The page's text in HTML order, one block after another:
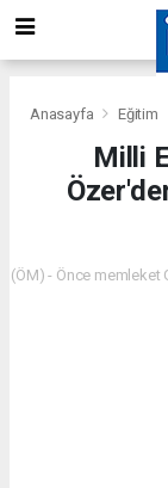
Anasayfa Eğitim
Milli
(ÖM) - Önce memleket